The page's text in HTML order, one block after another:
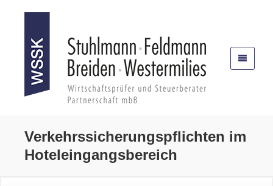
Verkehrssicherungspflichten im
Hoteleingangsbereich